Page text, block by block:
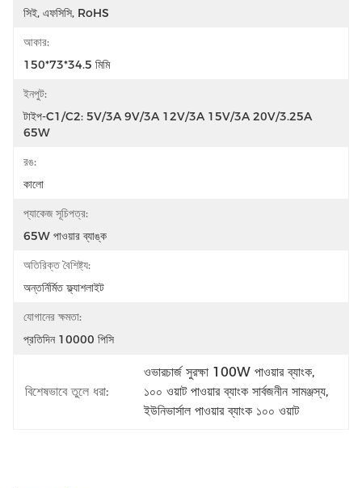
সিই, এফসিসি, RoHS
আকার:
150*73*34.5 মিমি
ইনপুট:
টাইপ-C1/C2: 5V/3A 9V/3A 12V/3A 15V/3A 20V/3.25A
65W
রঙ:
কালো
প্যাকেজ সূচিপত্র:
65W পাওয়ার ব্যাঙ্ক
অতিরিক্ত বৈশিষ্ট্য:
অন্তর্নির্মিত ফ্ল্যাশলাইট
যোগানের ক্ষমতা:
প্রতিদিন 10000 পিসি
বিশেষভাবে তুলে ধরা:
ওভারচার্জ সুরক্ষা 100W পাওয়ার ব্যাংক,
১০০ ওয়াট পাওয়ার ব্যাংক সার্বজনীন সামঞ্জস্য,
ইউনিভার্সাল পাওয়ার ব্যাংক ১০০ ওয়াট